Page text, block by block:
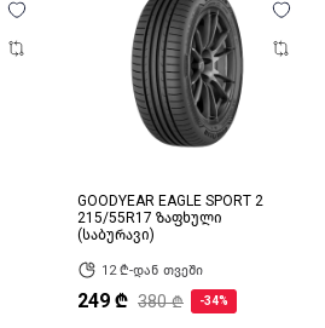
GOODYEAR EAGLE SPORT 2
215/55R17 ზაფხული
(საბურავი)
12 ₾-დან თვეში
249 ₾ 380 ₾ -34%